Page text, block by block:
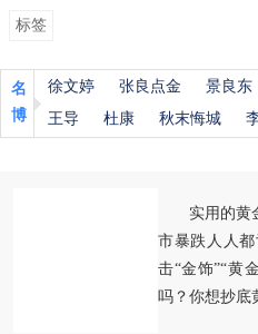
标签
名
博
徐文婷 张良点金 景良东
王导
杜康 秋末悔城
实用的黄
市暴跌人人
击“金饰”“黄
吗？你想抄底